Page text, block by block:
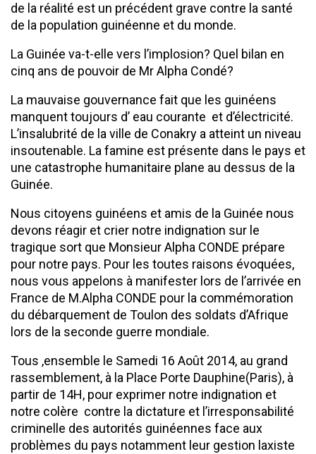
de la réalité est un précédent grave contre la santé
de la population guinéenne et du monde.
La Guinée va-t-elle vers l’implosion? Quel bilan en
cinq ans de pouvoir de Mr Alpha Condé?
La mauvaise gouvernance fait que les guinéens
manquent toujours d’ eau courante et d’électricité.
L’insalubrité de la ville de Conakry a atteint un niveau
insoutenable. La famine est présente dans le pays et
une catastrophe humanitaire plane au dessus de la
Guinée.
Nous citoyens guinéens et amis de la Guinée nous
devons réagir et crier notre indignation sur le
tragique sort que Monsieur Alpha CONDE prépare
pour notre pays. Pour les toutes raisons évoquées,
nous vous appelons à manifester lors de l’arrivée en
France de M.Alpha CONDE pour la commémoration
du débarquement de Toulon des soldats d’Afrique
lors de la seconde guerre mondiale.
Tous ,ensemble le Samedi 16 Août 2014, au grand
rassemblement, à la Place Porte Dauphine(Paris), à
partir de 14H, pour exprimer notre indignation et
notre colère contre la dictature et l’irresponsabilité
criminelle des autorités guinéennes face aux
problèmes du pays notamment leur gestion laxiste